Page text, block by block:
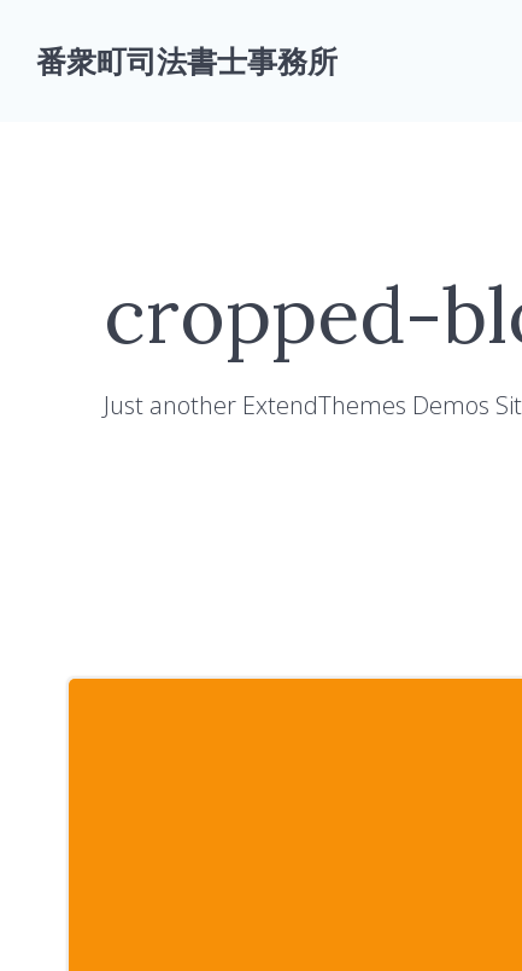
番衆町司法書士事務所
cropped-
Just another ExtendThemes Demos